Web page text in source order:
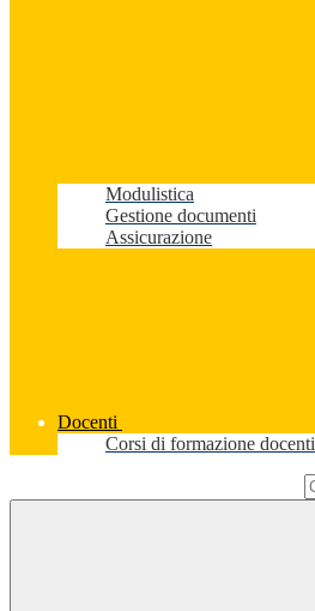
Modulistica
Gestione documenti
Assicurazione
Docenti
Corsi di formazione docenti